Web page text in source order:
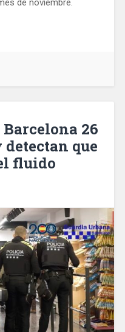
de noviembre.
26
detectan que
fluido